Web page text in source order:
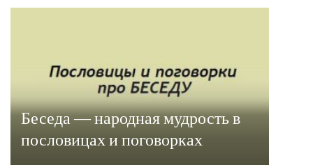
Беседа — народная мудрость в
пословицах и поговорках